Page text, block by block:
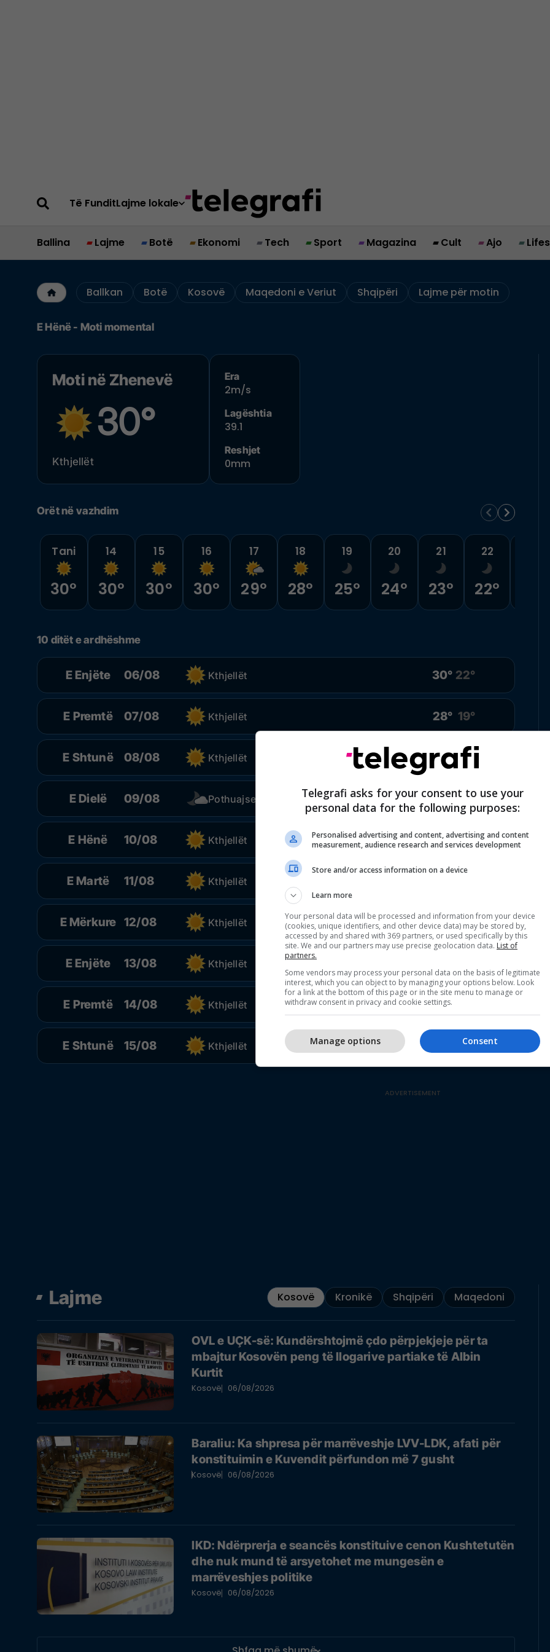
Të FunditLajme lokale
Ballina Lajme Botë Ekonomi Tech Sport Magazina Cult Ajo
Ballkan Botë Kosovë Maqedoni e Veriut Shqipëri Lajme për motin
E Hënë - Moti momental
Moti në Zhenevë
30°
Kthjellët
Era
2m/s
Lagështia
39.1
Reshjet
0mm
Orët në vazhdim
Tani
30°
14
30°
15
30°
16
30°
17
29°
18
28°
19
25°
20
24°
21
23°
22
22°
10 ditët e ardhëshme
E Enjëte 06/08 Kthjellët 30° 22°
E Premtë 07/08 Kthjellët 28° 19°
E Shtunë 08/08 Kthjellët 32° 19°
E Dielë 09/08 Pothuajse kthjellët 32° 21°
E Hënë 10/08 Kthjellët 31°22°
E Martë 11/08 Kthjellët
E Mërkure 12/08 Kthjellët 34°23°
E Enjëte 13/08 Kthjellët
E Premtë 14/08 Kthjellët 36°
E Shtunë 15/08 Kthjellët 24°
Lajme Kosovë Kronikë Shqipëri Maqedoni
OVL e UÇK-së: Kundërshtojmë çdo përpjekjeje për ta
mbajtur Kosovën peng të llogarive partiake të Albin
Kurtit
Kosovë 06/08/2026
Baraliu: Ka shpresa për marrëveshje LVV-LDK, afati për
konstituimin e Kuvendit përfundon më 7 gusht
Kosovë 06/08/2026
IKD: Ndërprerja e seancës konstituive cenon Kushtetutën
dhe nuk mund të arsyetohet me mungesën e
marrëveshjes politike
Kosovë 06/08/2026
Telegrafi asks for your consent to use your
personal data for the following purposes:
Personalised advertising and content, advertising and content
measurement, audience research and services development
Store and/or access information on a device
Learn more
Your personal data will be processed and information from your device
(cookies, unique identifiers, and other device data) may be stored by,
accessed by and shared with 369 partners, or used specifically by this
site. We and our partners may use precise geolocation data. List of
partners.
Some vendors may process your personal data on the basis of legitimate
interest, which you can object to by managing your options below. Look
for a link at the bottom of this page or in the site menu to manage or
withdraw consent in privacy and cookie settings.
Consent
Manage options